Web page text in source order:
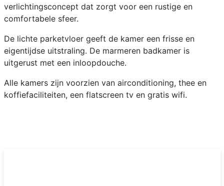
verlichtingsconcept dat zorgt voor een rustige en
comfortabele sfeer.
De lichte parketvloer geeft de kamer een frisse en
eigentijdse uitstraling. De marmeren badkamer is
uitgerust met een inloopdouche.
Alle kamers zijn voorzien van airconditioning, thee en
koffiefaciliteiten, een flatscreen tv en gratis wifi.